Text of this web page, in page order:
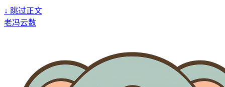
↓ 跳过正文
老冯云数